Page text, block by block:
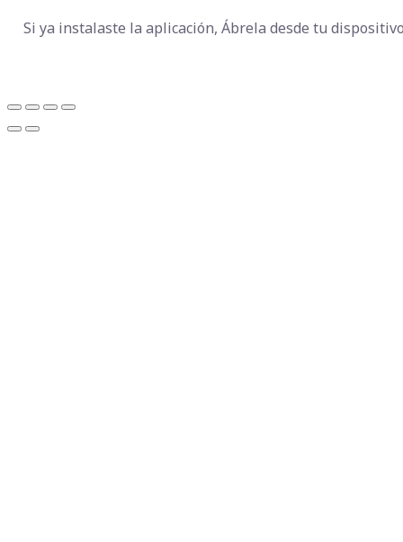
Si ya instalaste la aplicación, Ábrela desde tu